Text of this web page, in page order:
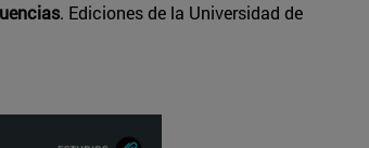
. Ediciones de la Universidad de